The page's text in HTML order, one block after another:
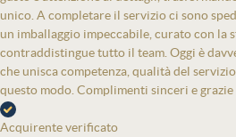
unico. A completare il servizio ci sono
un imballaggio impeccabile, curato con la
contraddistingue tutto il team. Oggi è
che unisca competenza, qualità del
questo modo. Complimenti sinceri e
Acquirente verificato